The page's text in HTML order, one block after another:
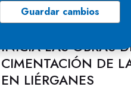
LA
INICIA LAS OBRAS
CIMENTACIÓN DE
EN LIÉRGANES
Guardar cambios